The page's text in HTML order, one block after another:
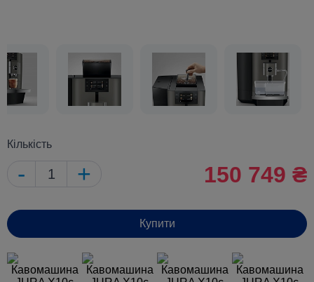
Кількість
- + 150 749 ₴
Купити